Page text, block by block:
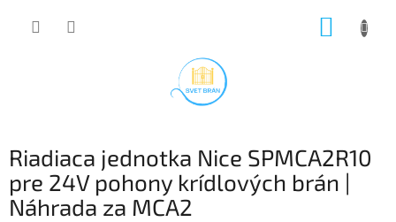
Riadiaca jednotka Nice SPMCA2R10
pre 24V pohony krídlových brán |
Náhrada za MCA2